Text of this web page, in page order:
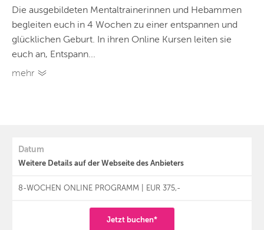
Die ausgebildeten Mentaltrainerinnen und Hebammen
begleiten euch in 4 Wochen zu einer entspannen und
glücklichen Geburt. In ihren Online Kursen leiten sie
euch an, Entspann...
mehr
Datum
Weitere Details auf der Webseite des Anbieters
8-WOCHEN ONLINE PROGRAMM | EUR 375,-
Jetzt buchen*